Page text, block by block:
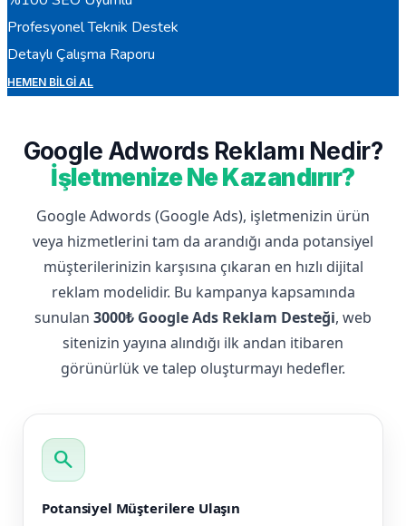
Profesyonel Teknik Destek
Detaylı Çalışma Raporu
HEMEN BILGI AL
Google Adwords Reklamı Nedir?
İşletmenize Ne Kazandırır?
Google Adwords (Google Ads), işletmenizin ürün
veya hizmetlerini tam da arandığı anda potansiyel
müşterilerinizin karşısına çıkaran en hızlı dijital
reklam modelidir. Bu kampanya kapsamında
sunulan 3000₺ Google Ads Reklam Desteği, web
sitenizin yayına alındığı ilk andan itibaren
görünürlük ve talep oluşturmayı hedefler.
search
Potansiyel Müşterilere Ulaşın